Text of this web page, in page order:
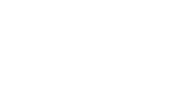
Yoga Magazin
Yoga Magazin, Yogabücher, Yogavideos…